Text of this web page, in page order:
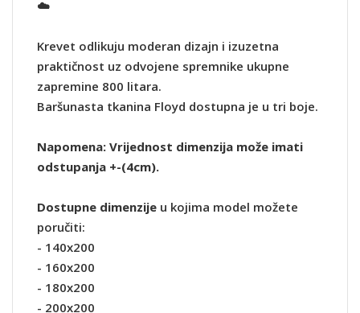
Krevet odlikuju moderan dizajn i izuzetna
praktičnost uz odvojene spremnike ukupne
zapremine 800 litara.
Baršunasta tkanina Floyd dostupna je u tri boje.
Napomena: Vrijednost dimenzija može imati
odstupanja +-(4cm).
Dostupne dimenzije u kojima model možete
poručiti:
- 140x200
- 160x200
- 180x200
- 200x200